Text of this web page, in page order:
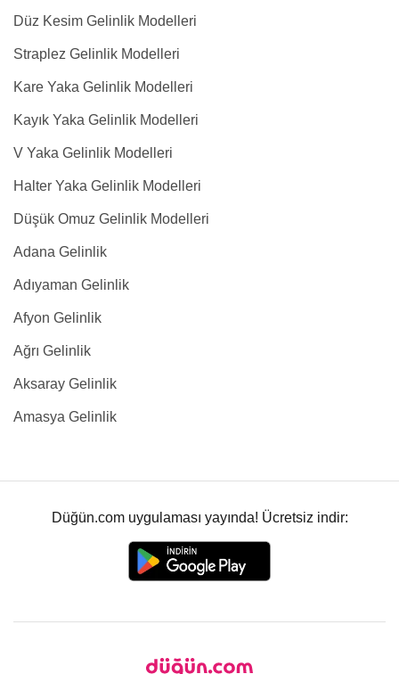
Düz Kesim Gelinlik Modelleri
Straplez Gelinlik Modelleri
Kare Yaka Gelinlik Modelleri
Kayık Yaka Gelinlik Modelleri
V Yaka Gelinlik Modelleri
Halter Yaka Gelinlik Modelleri
Düşük Omuz Gelinlik Modelleri
Adana Gelinlik
Adıyaman Gelinlik
Afyon Gelinlik
Ağrı Gelinlik
Aksaray Gelinlik
Amasya Gelinlik
Düğün.com uygulaması yayında! Ücretsiz indir: